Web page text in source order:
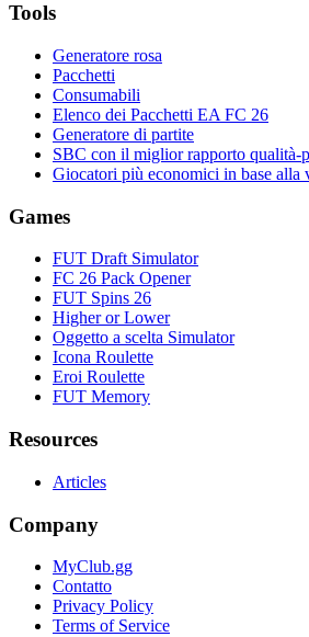
Tools
Generatore rosa
Pacchetti
Consumabili
Elenco dei Pacchetti EA FC 26
Generatore di partite
SBC con il miglior rapporto qualità-
Giocatori più economici in base alla
Games
FUT Draft Simulator
FC 26 Pack Opener
FUT Spins 26
Higher or Lower
Oggetto a scelta Simulator
Icona Roulette
Eroi Roulette
FUT Memory
Resources
Articles
Company
MyClub.gg
Contatto
Privacy Policy
Terms of Service